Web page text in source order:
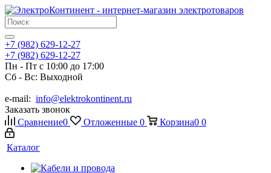
+7 (982) 629-12-27
+7 (982) 629-12-27
Пн - Пт с 10:00 до 17:00
Сб - Вс: Выходной
e-mail: info@elektrokontinent.ru
Заказать звонок
Сравнение0 Отложенные 0 Корзина0 0
Каталог